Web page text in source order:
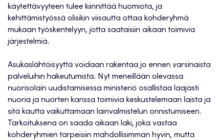
käytettävyyteen tulee kiinnittää huomiota, ja
kehittämistyössä olisikin viisautta ottaa kohderyhmä
mukaan työskentelyyn, jotta saataisiin aikaan toimivia
järjestelmiä.
Asukaslähtöisyyttä voidaan rakentaa jo ennen varsinaista
palveluihin hakeutumista. Nyt meneillään olevassa
nuorisolain uudistamisessa ministeriö osallistaa laajasti
nuoria ja nuorten kanssa toimivia keskustelemaan laista ja
sitä kautta vaikuttamaan lainvalmistelun onnistumiseen.
Tarkoituksena on saada aikaan laki, joka vastaa
kohderyhmien tarpeisiin mahdollisimman hyvin, mutta